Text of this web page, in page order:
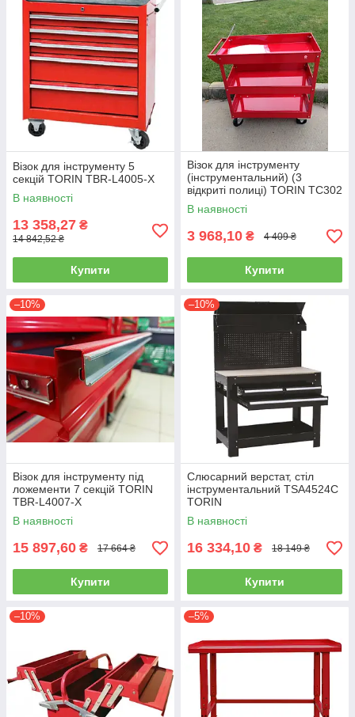
Візок для інструменту 5
секцій TORIN TBR-L4005-X
В наявності
13 358,27 ₴
14 842,52 ₴
Купити
Візок для інструменту
(інструментальний) (3
відкриті полиці) TORIN TC302
В наявності
3 968,10 ₴ 4 409 ₴
Купити
–10%
Візок для інструменту під
ложементи 7 секцій TORIN
TBR-L4007-X
В наявності
15 897,60 ₴ 17 664 ₴
Купити
–10%
Слюсарний верстат, стіл
інструментальний TSA4524C
TORIN
В наявності
16 334,10 ₴ 18 149 ₴
Купити
–10% –5%